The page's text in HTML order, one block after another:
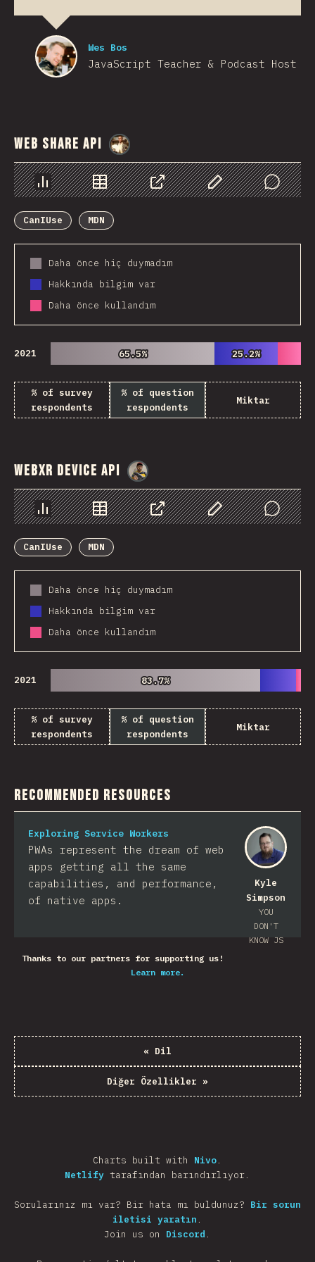
Wes Bos
JavaScript Teacher & Podcast Host
Web Share API
Chart Data Share Customize Data
Comments
CanIUse
MDN
Daha önce hiç duymadım
Hakkında bilgim var
Daha önce kullandım
2021 65.5%
65.5% 25.2%
25.2%
% of survey
respondents
% of question
respondents
Miktar
WebXR Device API
Chart Data Share Customize Data
Comments
CanIUse
MDN
Daha önce hiç duymadım
Hakkında bilgim var
Daha önce kullandım
2021 83.7%
83.7%
% of survey
respondents
% of question
respondents
Miktar
Recommended Resources
Kyle
Simpson
YOU
DON'T
KNOW JS
Exploring Service Workers
PWAs represent the dream of web
apps getting all the same
capabilities, and performance,
of native apps.
Thanks to our partners for supporting us!
Learn more.
« Dil
Diğer Özellikler »
Charts built with Nivo.
Netlify tarafından barındırlıyor.
Sorularınız mı var? Bir hata mı buldunuz? Bir sorun
iletisi yaratın .
Join us on Discord .